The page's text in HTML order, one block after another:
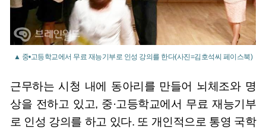
▲ 중•고등학교에서 무료 재능기부로 인성 강의를 한다(사진=김호석씨 페이스북)
근무하는 시청 내에 동아리를 만들어 뇌체조와 명
상을 전하고 있고, 중·고등학교에서 무료 재능기부
로 인성 강의를 하고 있다. 또 개인적으로 통영 국학